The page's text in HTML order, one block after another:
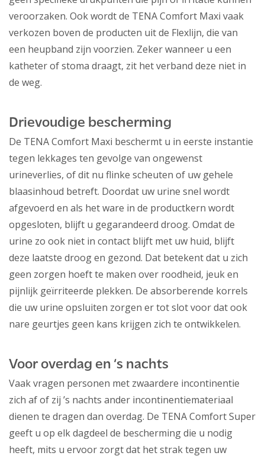
veroorzaken. Ook wordt de TENA Comfort Maxi vaak
verkozen boven de producten uit de Flexlijn, die van
een heupband zijn voorzien. Zeker wanneer u een
katheter of stoma draagt, zit het verband deze niet in
de weg.
Drievoudige bescherming
De TENA Comfort Maxi beschermt u in eerste instantie
tegen lekkages ten gevolge van ongewenst
urineverlies, of dit nu flinke scheuten of uw gehele
blaasinhoud betreft. Doordat uw urine snel wordt
afgevoerd en als het ware in de productkern wordt
opgesloten, blijft u gegarandeerd droog. Omdat de
urine zo ook niet in contact blijft met uw huid, blijft
deze laatste droog en gezond. Dat betekent dat u zich
geen zorgen hoeft te maken over roodheid, jeuk en
pijnlijk geïrriteerde plekken. De absorberende korrels
die uw urine opsluiten zorgen er tot slot voor dat ook
nare geurtjes geen kans krijgen zich te ontwikkelen.
Voor overdag en ‘s nachts
Vaak vragen personen met zwaardere incontinentie
zich af of zij ’s nachts ander incontinentiemateriaal
dienen te dragen dan overdag. De TENA Comfort Super
geeft u op elk dagdeel de bescherming die u nodig
heeft, mits u ervoor zorgt dat het strak tegen uw